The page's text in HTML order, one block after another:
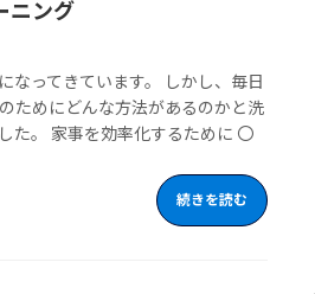
ニング
なってきています。 しかし、毎日
ためにどんな方法があるのかと洗
た。 家事を効率化するために 〇
続きを読む